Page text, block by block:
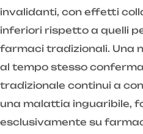
invalidanti, con effetti
inferiori rispetto a quelli
farmaci tradizionali. Una
al tempo stesso
tradizionale continui a
una malattia inguaribile,
esclusivamente su